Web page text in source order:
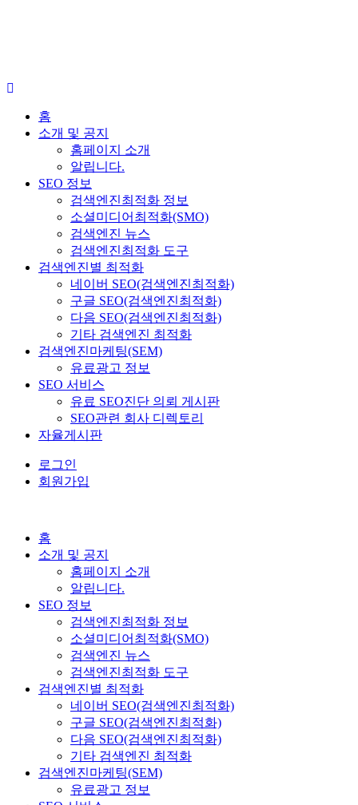
홈
소개 및 공지
홈페이지 소개
알립니다.
SEO 정보
검색엔진최적화 정보
소셜미디어최적화(SMO)
검색엔진 뉴스
검색엔진최적화 도구
검색엔진별 최적화
네이버 SEO(검색엔진최적화)
구글 SEO(검색엔진최적화)
다음 SEO(검색엔진최적화)
기타 검색엔진 최적화
검색엔진마케팅(SEM)
유료광고 정보
SEO 서비스
유료 SEO진단 의뢰 게시판
SEO관련 회사 디렉토리
자율게시판
로그인
회원가입
홈
소개 및 공지
홈페이지 소개
알립니다.
SEO 정보
검색엔진최적화 정보
소셜미디어최적화(SMO)
검색엔진 뉴스
검색엔진최적화 도구
검색엔진별 최적화
네이버 SEO(검색엔진최적화)
구글 SEO(검색엔진최적화)
다음 SEO(검색엔진최적화)
기타 검색엔진 최적화
검색엔진마케팅(SEM)
유료광고 정보